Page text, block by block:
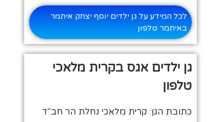
לכל המידע על גן ילדים יוסף יצחק איתמר
באיתמר טלפון
גן ילדים אגס בקרית מלאכי
טלפון
כתובת הגן: קרית מלאכי נחלת הר חב"ד